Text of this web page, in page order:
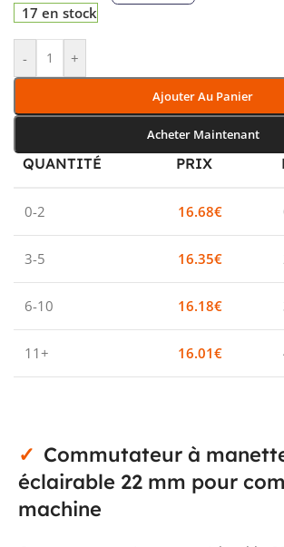
17 en stock
- +
Ajouter Au Panier
Acheter Maintenant
QUANTITÉ PRIX
0-2 16.68€
3-5 16.35€
6-10 16.18€
11+ 16.01€
Commutateur à
éclairable 22 mm pour
machine